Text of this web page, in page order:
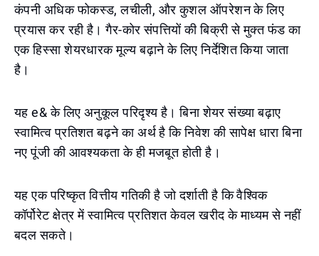
कंपनी अधिक फोकस्ड, लचीली, और कुशल ऑपरेशन के लिए
प्रयास कर रही है। गैर-कोर संपत्तियों की बिक्री से मुक्त फंड का
एक हिस्सा शेयरधारक मूल्य बढ़ाने के लिए निर्देशित किया जाता
है।
यह e& के लिए अनुकूल परिदृश्य है। बिना शेयर संख्या बढ़ाए
स्वामित्व प्रतिशत बढ़ने का अर्थ है कि निवेश की सापेक्ष धारा बिना
नए पूंजी की आवश्यकता के ही मजबूत होती है।
यह एक परिष्कृत वित्तीय गतिकी है जो दर्शाती है कि वैश्विक
कॉर्पोरेट क्षेत्र में स्वामित्व प्रतिशत केवल खरीद के माध्यम से नहीं
बदल सकते।